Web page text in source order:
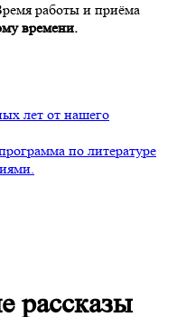
работы и приёма
времени.
лет от нашего
по литературе
рассказы